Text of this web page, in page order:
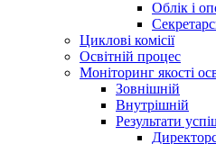
Облік і
Циклові комісії
Освітній процес
Моніторинг якості
Зовнішній
Внутрішній
Результати